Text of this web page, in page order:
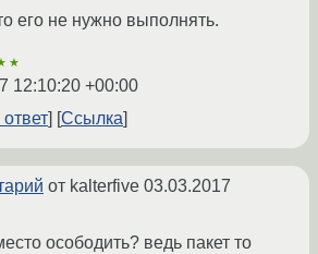
его не нужно выполнять.
12:10:20 +00:00
Ссылка
от kalterfive 03.03.2017
осободить? ведь пакет то